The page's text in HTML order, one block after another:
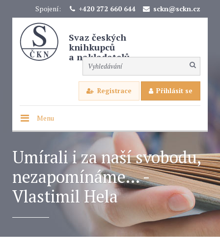
Spojení: +420 272 660 644 sckn@sckn.cz
Svaz českých
knihkupců
a nakladatelů
Registrace Přihlásit se
Menu
Umírali i za naší svobodu,
nezapomínáme... -
Vlastimil Hela